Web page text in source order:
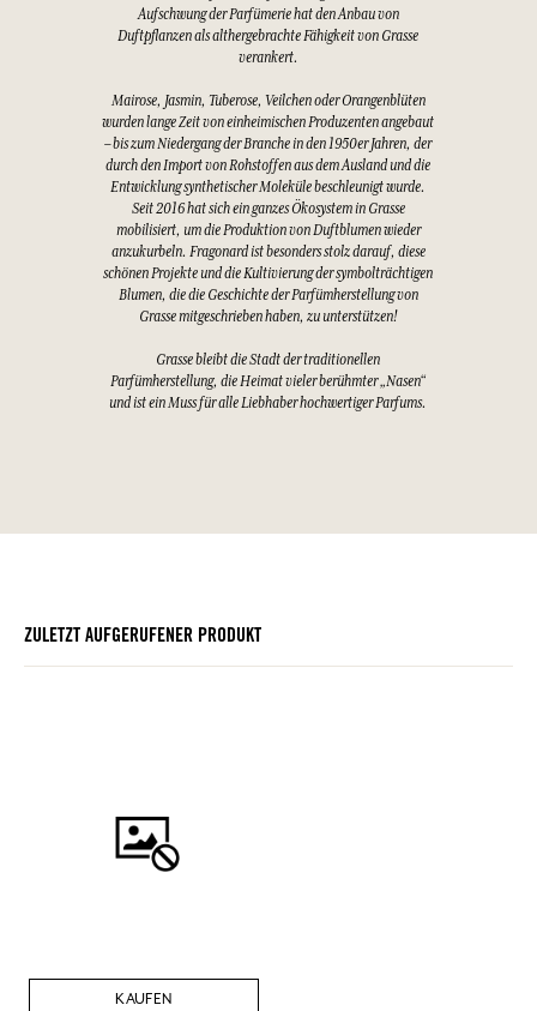
Aufschwung der Parfümerie hat den Anbau von
Duftpflanzen als althergebrachte Fähigkeit von Grasse
verankert.
Mairose, Jasmin, Tuberose, Veilchen oder Orangenblüten
wurden lange Zeit von einheimischen Produzenten angebaut
– bis zum Niedergang der Branche in den 1950er Jahren, der
durch den Import von Rohstoffen aus dem Ausland und die
Entwicklung synthetischer Moleküle beschleunigt wurde.
Seit 2016 hat sich ein ganzes Ökosystem in Grasse
mobilisiert, um die Produktion von Duftblumen wieder
anzukurbeln. Fragonard ist besonders stolz darauf, diese
schönen Projekte und die Kultivierung der symbolträchtigen
Blumen, die die Geschichte der Parfümherstellung von
Grasse mitgeschrieben haben, zu unterstützen!
Grasse bleibt die Stadt der traditionellen
Parfümherstellung, die Heimat vieler berühmter „Nasen“
und ist ein Muss für alle Liebhaber hochwertiger Parfums.
ZULETZT AUFGERUFENER PRODUKT
KAUFEN